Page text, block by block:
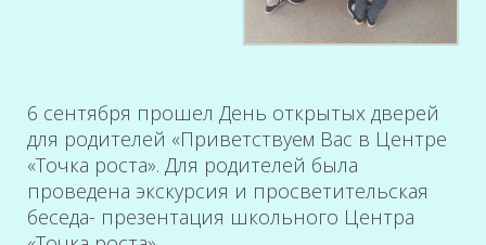
6 сентября прошел День открытых дверей
для родителей «Приветствуем Вас в Центре
«Точка роста». Для родителей была
проведена экскурсия и просветительская
беседа- презентация школьного Центра